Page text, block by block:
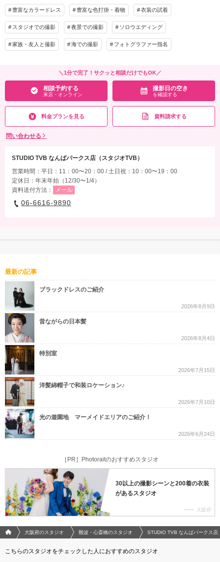
豊富なカラードレス 豊富な色打掛・着物 衣装の試着
スタジオでの撮影 夜景での撮影 ソロウエディング
家族・友人と撮影 海での撮影 フォトグラファー指名
＼1分で完了！サクッと相談だけでもOK／
相談予約する
来店・オンライン
撮影日の空き
を確認する
料金プランを見る 資料請求する
問い合わせる
STUDIO TVB なんばパークス店（スタジオTVB）
営業時間：平日：11：00〜20：00 / 土日祝：10：00〜19：00
定休日：年末年始（12/30〜1/4）
資料送付方法：
メール
06-6616-9890
最新の記事
ブラックドレスのご紹介
2026年8月9日
昔ながらの日本髪
2026年8月4日
特別室
2026年7月15日
洋髪綿帽子で和装ロケーション♪
2026年7月10日
光の遊園地 マーメイドエリアのご紹介！
2026年6月24日
［PR］Photoraitのおすすめスタジオ
30以上の撮影シーンと200着の衣装
があるスタジオ
大阪府
フォトウエディング/結婚写真のPhotorait ホーム
大阪府のスタジオ 難波・心斎橋のスタジオ STUDIO TVB なんばパークス店
こちらのスタジオをチェックした人におすすめのスタジオ